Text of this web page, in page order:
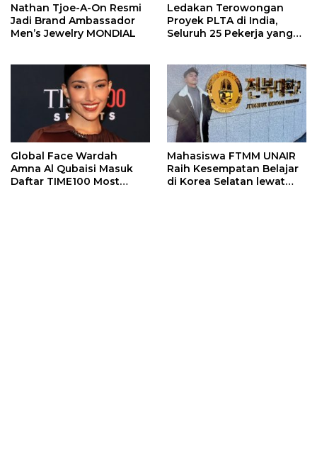
Nathan Tjoe-A-On Resmi
Jadi Brand Ambassador
Men’s Jewelry MONDIAL
Ledakan Terowongan
Proyek PLTA di India,
Seluruh 25 Pekerja yang
Global Face Wardah
Amna Al Qubaisi Masuk
Daftar TIME100 Most
Mahasiswa FTMM UNAIR
Raih Kesempatan Belajar
di Korea Selatan lewat